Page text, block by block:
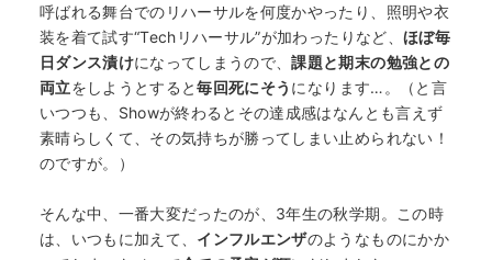
呼ばれる舞台でのリハーサルを何度かやったり、照明や衣
装を着て試す“Techリハーサル”が加わったりなど、 ほぼ毎
日ダンス漬けになってしまうので、課題と期末の勉強との
両立をしようとすると毎回死にそう になります…。（と言
いつつも、Showが終わるとその達成感はなんとも言えず
素晴らしくて、その気持ちが勝ってしまい止められない！
のですが。）
そんな中、一番大変だったのが、3年生の秋学期。この時
は、いつもに加えて、 インフルエンザのようなものにかか